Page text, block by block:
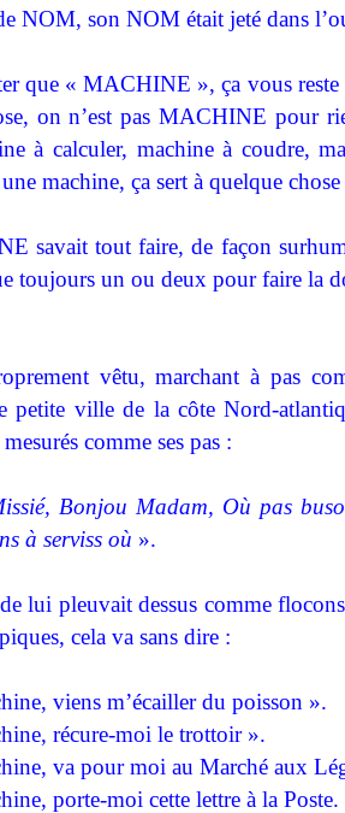
NOM, son NOM était jeté dans
que « MACHINE », ça vous reste
on n’est pas MACHINE pour
à calculer, machine à coudre,
machine, ça sert à quelque
savait tout faire, de façon
toujours un ou deux pour faire la
vêtu, marchant à pas
petite ville de la côte Nord-
comme ses pas :
Bonjou Madam, Où pas
à serviss où ».
lui pleuvait dessus comme
cela va sans dire :
viens m’écailler du poisson ».
récure-moi le trottoir ».
va pour moi au Marché aux
porte-moi cette lettre à la Poste.